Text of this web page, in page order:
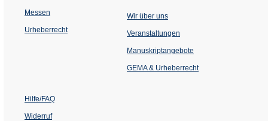
Messen
Urheberrecht
Wir über uns
Veranstaltungen
einem
Tab)
Manuskriptangebote
GEMA & Urheberrecht
Hilfe/FAQ
Widerruf